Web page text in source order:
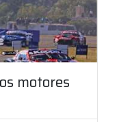
motores